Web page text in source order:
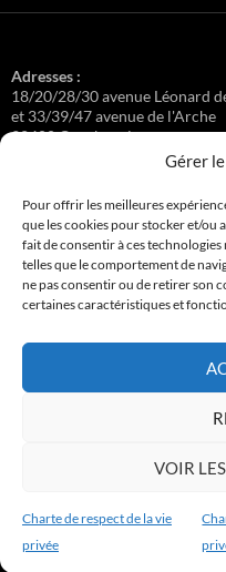
Gérer
Pour offrir les meilleures
que les cookies pour stocker et/ou
fait de consentir à ces
telles que le comportement de
ne pas consentir ou de retirer son
certaines caractéristiques et
VOIR
Charte de respect de la vie
privée
Adresses :
18/20/28/30 avenue Léonard
et 33/39/47 avenue de l'Arche
92400 Courbevoie
Régisseuse :
Loge au 39 Avenue de l'Arche.
Connexion
Copyright © 2017-2026
Charte de respect de la vie privée